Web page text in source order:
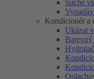
Suché
Kondicionér a
Ukázat